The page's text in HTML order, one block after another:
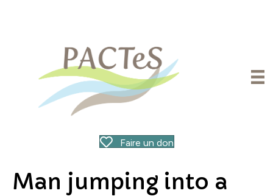
Faire un don
Man jumping into a